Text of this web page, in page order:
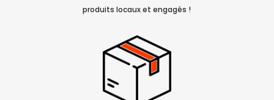
produits locaux et engagés !